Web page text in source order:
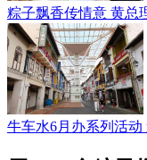
粽子飘香传情意 黄总
牛车水6月办系列活